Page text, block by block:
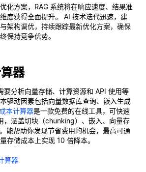
化方案，RAG 系统将在响应速度、结果准
度获得全面提升。 AI 技术迭代迅速，建
架构调优，持续跟踪最新优化方案，确保
保持竞争优势。
器
要分析向量存储、计算资源和 API 使用等
驱动因素包括向量数据库查询、嵌入生成
本计算器是一款免费的在线工具，可快速
，涵盖切块（chunking）、嵌入、向量存
能帮助你发现节省费用的机会，最高可通
存储成本上实现 10 倍降本。
算器